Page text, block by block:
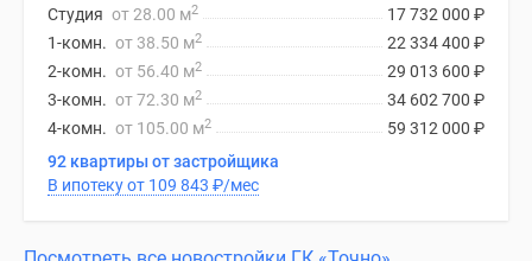
17 732 000 ₽
Студия от 28.00 м2
22 334 400 ₽
1-комн. от 38.50 м2
29 013 600 ₽
2-комн. от 56.40 м2
34 602 700 ₽
3-комн. от 72.30 м2
59 312 000 ₽
4-комн. от 105.00 м2
92 квартиры от застройщика
В ипотеку от 109 843 ₽/мес